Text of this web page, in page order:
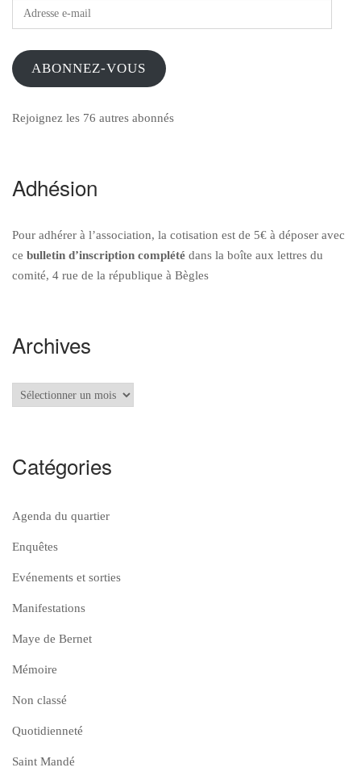
Adresse
e-
ABONNEZ-VOUS
Rejoignez les 76 autres abonnés
Adhésion
Pour adhérer à l’association, la cotisation est de 5€ à déposer avec
ce bulletin d’inscription complété dans la boîte aux lettres du
comité, 4 rue de la république à Bègles
Archives
Archives
Catégories
Agenda du quartier
Enquêtes
Evénements et sorties
Manifestations
Maye de Bernet
Mémoire
Non classé
Quotidienneté
Saint Mandé